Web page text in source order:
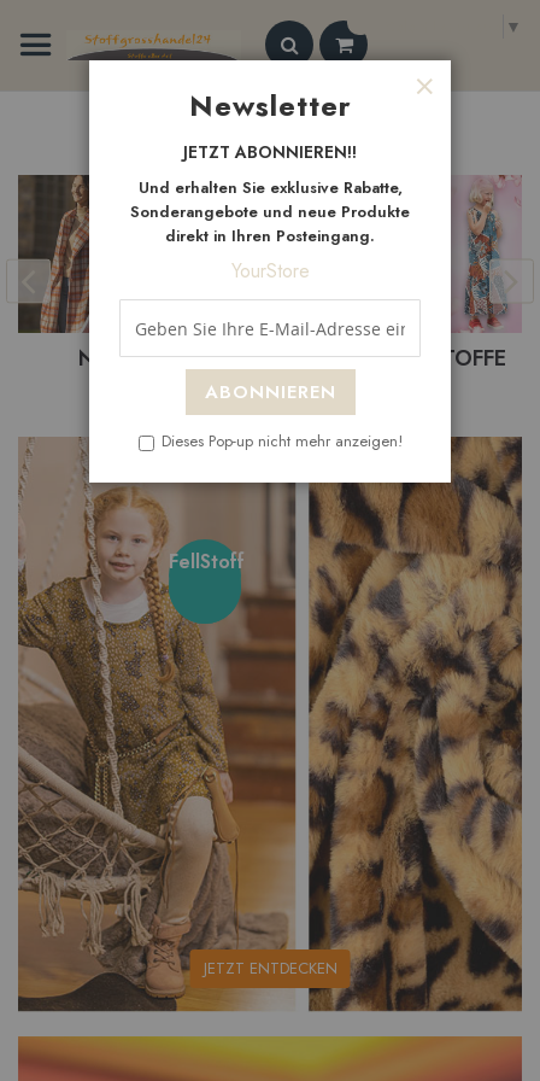
Inhalt
springen
▼
Search
NeueArtikel
BEKLEIDUNGSTOFFE BASTELSTOFFE
unsere
FellStoff
JETZT ENTDECKEN
Newsletter
JETZT ABONNIEREN!!
Und erhalten Sie exklusive Rabatte,
Sonderangebote und neue Produkte
direkt in Ihren Posteingang.
YourStore
ABONNIEREN
Dieses Pop-up nicht mehr anzeigen!